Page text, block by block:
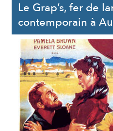
Le Grap’s, fer de
contemporain à